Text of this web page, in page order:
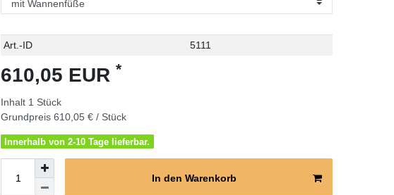
Technisches
Wert
Art.-ID 5111
610,05 EUR *
Inhalt 1 Stück
Grundpreis 610,05 € / Stück
Innerhalb von 2-10 Tage lieferbar.
In den Warenkorb